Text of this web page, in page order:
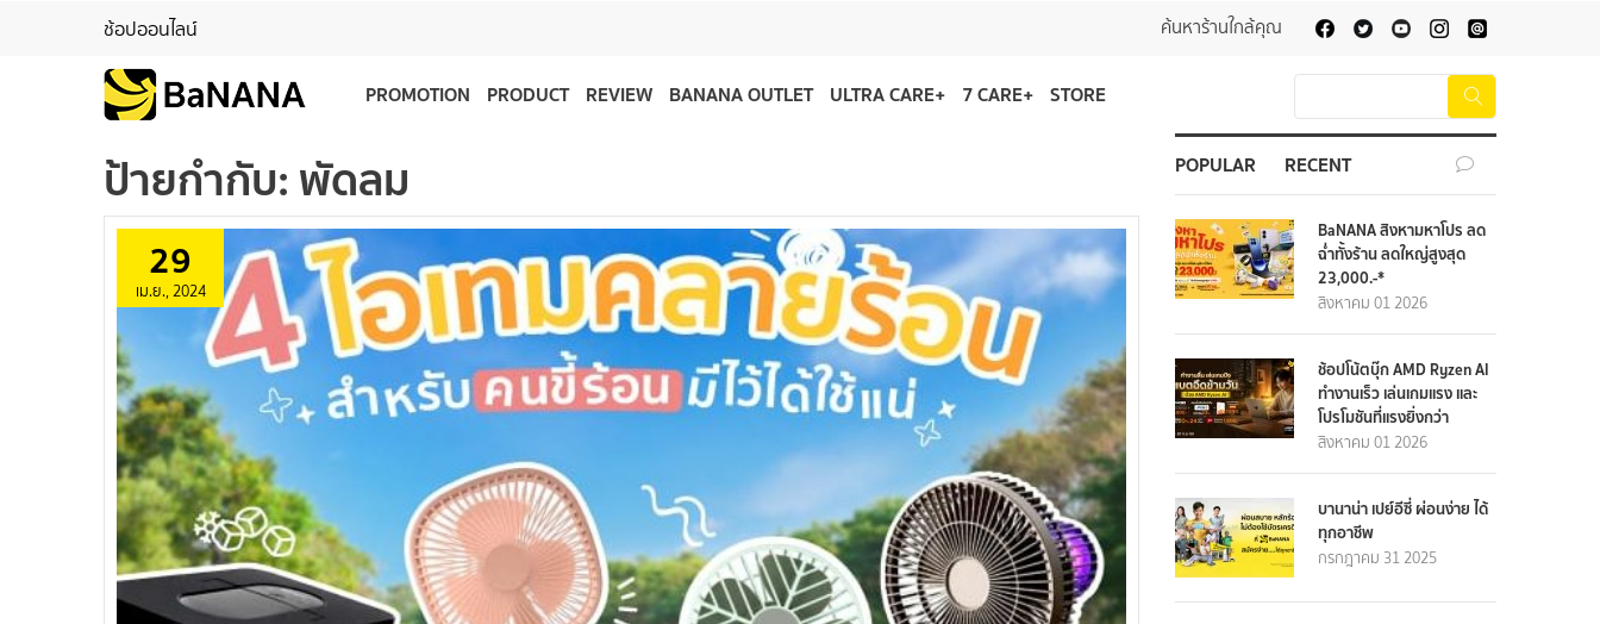
ช้อปออนไลน์ ค้นหาร้านใกล้คุณ
PROMOTION PRODUCT REVIEW BANANA OUTLET ULTRA CARE+ 7 CARE+ STORE
ป้ายกำกับ:พัดลม
29
เม.ย., 2024
POPULAR RECENT
BaNANA สิงหามหาโปร ลด
ฉ่ำทั้งร้าน ลดใหญ่สูงสุด
23,000.-*
สิงหาคม 01 2026
ช้อปโน้ตบุ๊ก AMD Ryzen AI
ทำงานเร็ว เล่นเกมแรง และ
โปรโมชันที่แรงยิ่งกว่า
สิงหาคม 01 2026
บานาน่า เปย์อีซี่ ผ่อนง่าย ได้
ทุกอาชีพ
กรกฎาคม 31 2025